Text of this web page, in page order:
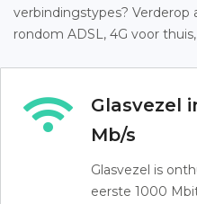
verbindingstypes? Verderop
rondom ADSL, 4G voor
Glasvezel
Mb/s
Glasvezel is
eerste 1000